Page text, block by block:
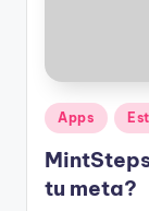
Publicado
en
Apps
tu meta?